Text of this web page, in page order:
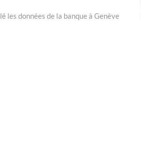
les données de la banque à Genève